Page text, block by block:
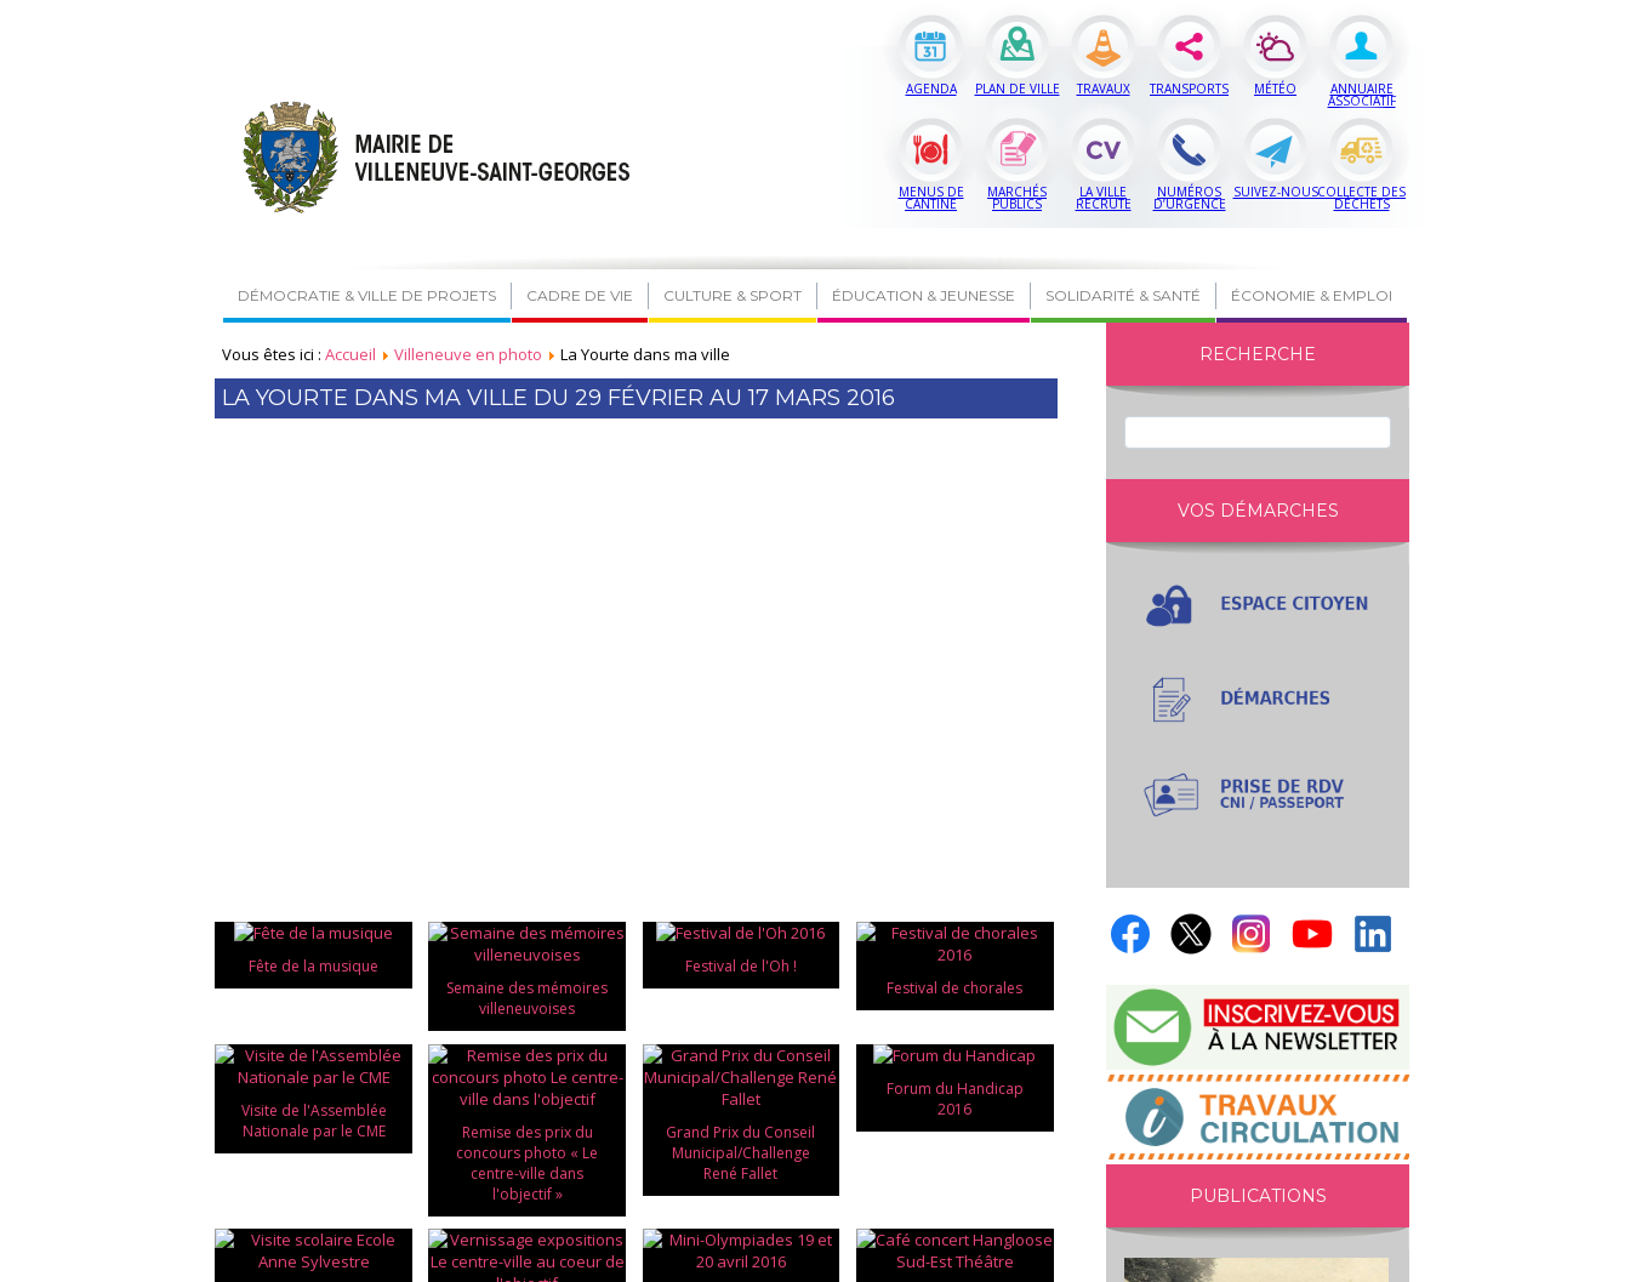
AGENDA PLAN DE VILLE TRAVAUX TRANSPORTS MÉTÉO ANNUAIRE
ASSOCIATIF
MENUS DE
CANTINE
MARCHÉS
PUBLICS
LA VILLE
RECRUTE
NUMÉROS
D’URGENCE
SUIVEZ-NOUSCOLLECTE DES
DÉCHETS
DÉMOCRATIE & VILLE DE PROJETS CADRE DE VIE CULTURE & SPORT ÉDUCATION & JEUNESSE SOLIDARITÉ & SANTÉ ÉCONOMIE & EMPLOI
Vous êtes ici : Accueil Villeneuve en photo La Yourte dans ma ville
LA YOURTE DANS MA VILLE DU 29 FÉVRIER AU 17 MARS 2016
Fête de la musique
Semaine des mémoires
villeneuvoises
Festival de l'Oh !
Festival de chorales
Visite de l'Assemblée
Nationale par le CME
Remise des prix du
concours photo « Le
centre-ville dans
l'objectif »
Grand Prix du Conseil
Municipal/Challenge
René Fallet
Forum du Handicap
2016
RECHERCHE
VOS DÉMARCHES
PUBLICATIONS